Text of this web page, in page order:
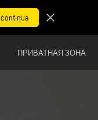
close
ПРИВАТНАЯ ЗОНА